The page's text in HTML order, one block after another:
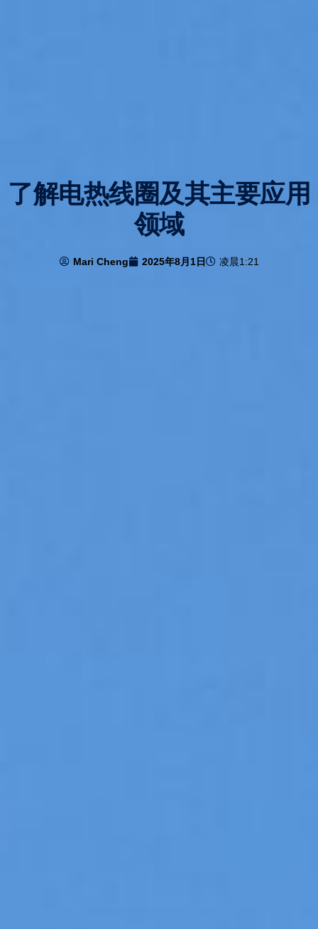
了解电热线圈及其主要应用
领域
Mari Cheng 2025年8月1日 凌晨1:21